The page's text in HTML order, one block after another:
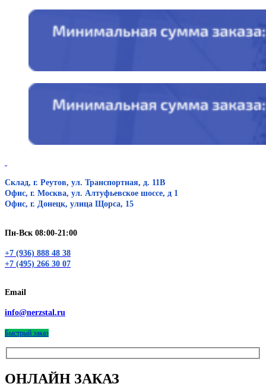
Склад, г. Реутов, ул. Транспортная, д. 11В
Офис, г. Москва, ул. Алтуфьевское шоссе, д 1
Офис, г. Донецк, улица Щорса, 15
Пн-Вск 08:00-21:00
+7 (936) 888 48 38
+7 (495) 266 30 07
Email
info@nerzstal.ru
Быстрый заказ
ОНЛАЙН ЗАКАЗ